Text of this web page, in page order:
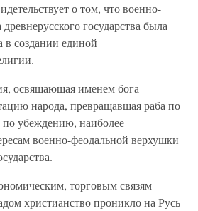
о том, что военно-
государства была
в создании единой
освящающая именем бога
народа, превращавшая раба по
убеждению, наиболее
военно-феодальной верхушки
торговым связям
христианство проникло на Русь